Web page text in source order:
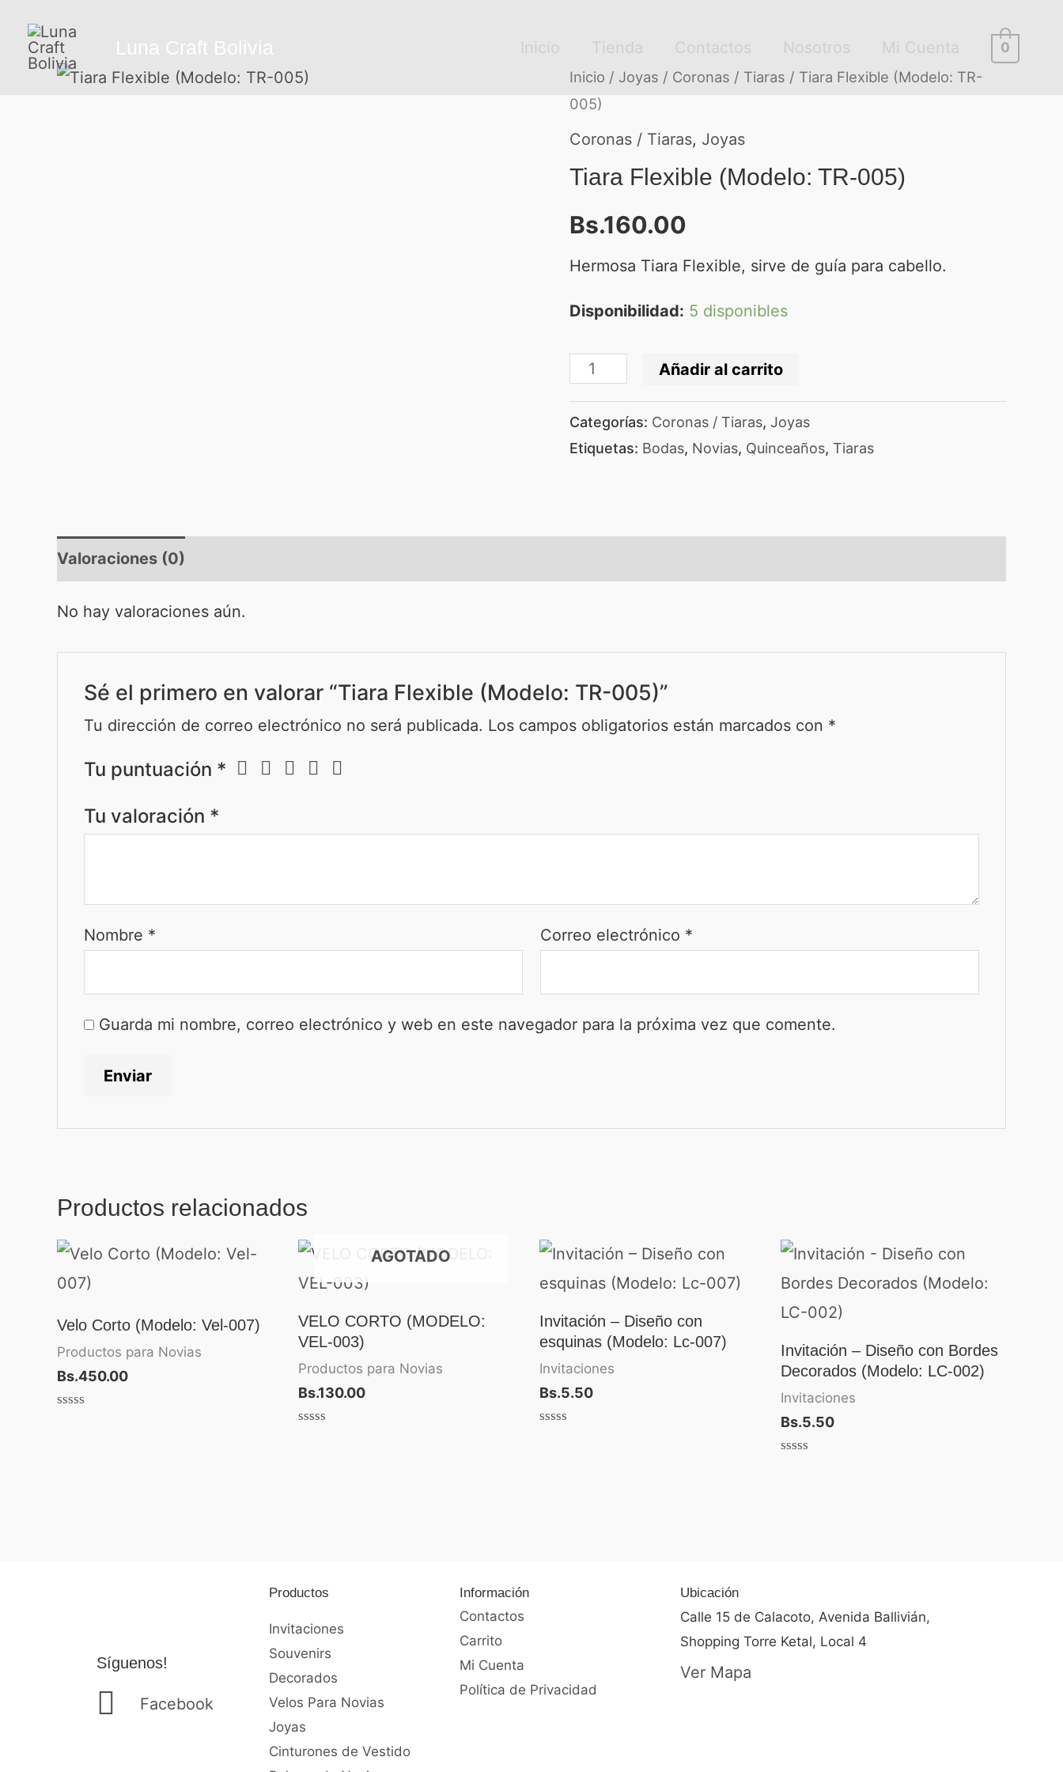
contenido
Luna Craft Bolivia Inicio Tienda Contactos Nosotros Mi Cuenta 0
Inicio / Joyas / Coronas / Tiaras / Tiara Flexible (Modelo: TR-
005)
Coronas / Tiaras, Joyas
Tiara Flexible (Modelo: TR-005)
Bs.160.00
Hermosa Tiara Flexible, sirve de guía para cabello.
Disponibilidad: 5 disponibles
Tiara
Flexible
(Modelo:
TR-
cantidad
Añadir al carrito
Categorías: Coronas / Tiaras, Joyas
Etiquetas: Bodas, Novias, Quinceaños, Tiaras
Valoraciones (0)
No hay valoraciones aún.
Sé el primero en valorar “Tiara Flexible (Modelo: TR-005)”
Tu dirección de correo electrónico no será publicada. Los campos obligatorios están marcados con *
Tu puntuación *
Tu valoración *
Nombre * Correo electrónico *
Guarda mi nombre, correo electrónico y web en este navegador para la próxima vez que comente.
Productos relacionados
Velo Corto (Modelo: Vel-007)
Productos para Novias
Bs.450.00
AGOTADO
VELO CORTO (MODELO:
VEL-003)
Productos para Novias
Bs.130.00
Invitación – Diseño con
esquinas (Modelo: Lc-007)
Invitaciones
Bs.5.50
Invitación – Diseño con Bordes
Decorados (Modelo: LC-002)
Invitaciones
Bs.5.50
Síguenos!
Facebook
Productos
Invitaciones
Souvenirs
Decorados
Velos Para Novias
Joyas
Cinturones de Vestido
Información
Contactos
Carrito
Mi Cuenta
Política de Privacidad
Ubicación
Calle 15 de Calacoto, Avenida Ballivián,
Shopping Torre Ketal, Local 4
Ver Mapa